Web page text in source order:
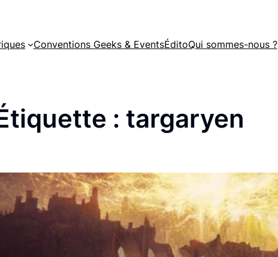
Conventions Geeks & EventsÉditoQui sommes-nous ?
: targaryen